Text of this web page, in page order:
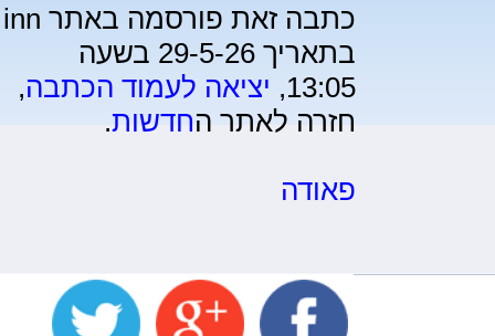
כתבה זאת פורסמה באתר inn
בתאריך 29-5-26 בשעה
13:05, יציאה לעמוד הכתבה,
חזרה לאתר החדשות.
פאודה